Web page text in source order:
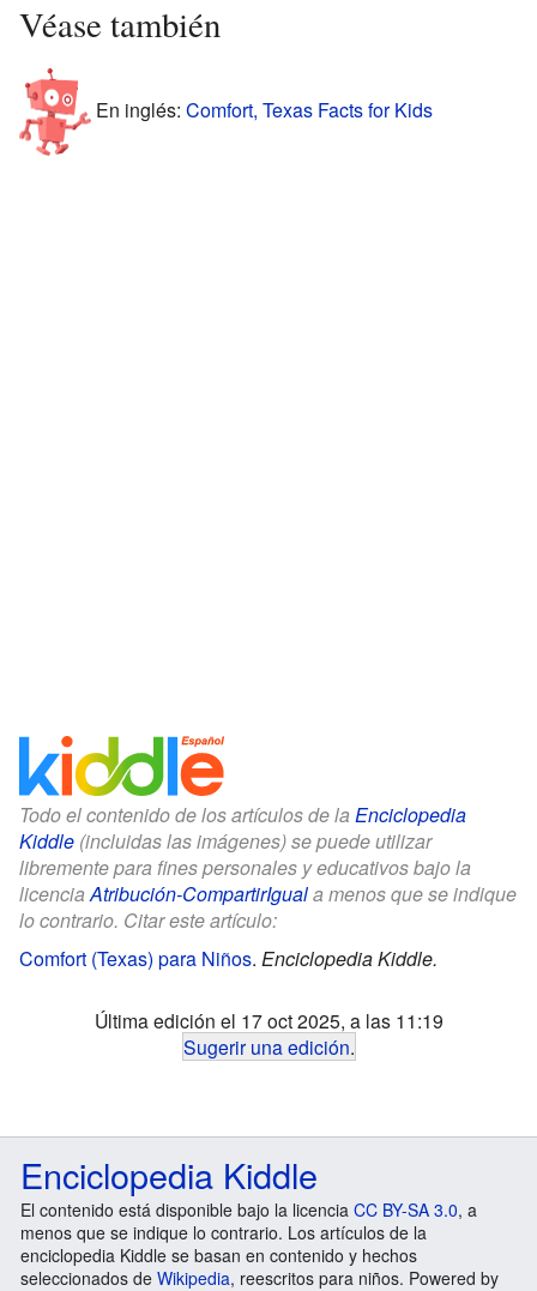
Véase también
En inglés: Comfort, Texas Facts for Kids
Todo el contenido de los artículos de la Enciclopedia
Kiddle (incluidas las imágenes) se puede utilizar
libremente para fines personales y educativos bajo la
licenciaAtribución-CompartirIguala menos que se indique
lo contrario. Citar este artículo:
Comfort (Texas) para Niños. Enciclopedia Kiddle.
Última edición el 17 oct 2025, a las 11:19
Sugerir una edición.
Enciclopedia Kiddle
El contenido está disponible bajo la licencia CC BY-SA 3.0, a
menos que se indique lo contrario. Los artículos de la
enciclopedia Kiddle se basan en contenido y hechos
seleccionados de Wikipedia, reescritos para niños. Powered by